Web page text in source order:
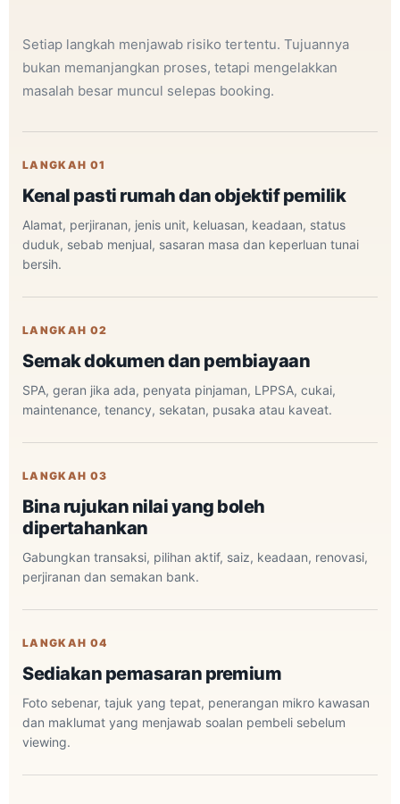
Setiap langkah menjawab risiko tertentu. Tujuannya
bukan memanjangkan proses, tetapi mengelakkan
masalah besar muncul selepas booking.
LANGKAH 01
Kenal pasti rumah dan objektif pemilik
Alamat, perjiranan, jenis unit, keluasan, keadaan, status
duduk, sebab menjual, sasaran masa dan keperluan tunai
bersih.
LANGKAH 02
Semak dokumen dan pembiayaan
SPA, geran jika ada, penyata pinjaman, LPPSA, cukai,
maintenance, tenancy, sekatan, pusaka atau kaveat.
LANGKAH 03
Bina rujukan nilai yang boleh
dipertahankan
Gabungkan transaksi, pilihan aktif, saiz, keadaan, renovasi,
perjiranan dan semakan bank.
LANGKAH 04
Sediakan pemasaran premium
Foto sebenar, tajuk yang tepat, penerangan mikro kawasan
dan maklumat yang menjawab soalan pembeli sebelum
viewing.